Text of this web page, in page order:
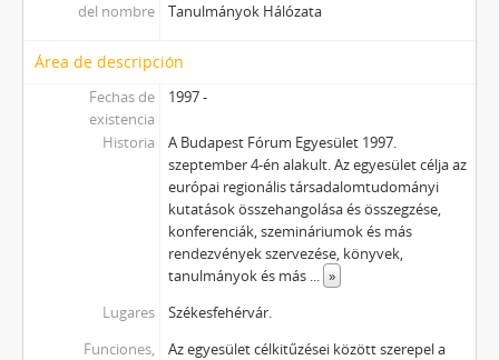
del nombre
Tanulmányok Hálózata
Área de descripción
Fechas de
existencia
1997 -
Historia
A Budapest Fórum Egyesület 1997.
szeptember 4-én alakult. Az egyesület célja az
európai regionális társadalomtudományi
kutatások összehangolása és összegzése,
konferenciák, szemináriumok és más
rendezvények szervezése, könyvek,
tanulmányok és más ... »
Lugares
Székesfehérvár.
Funciones,
Az egyesület célkitűzései között szerepel a